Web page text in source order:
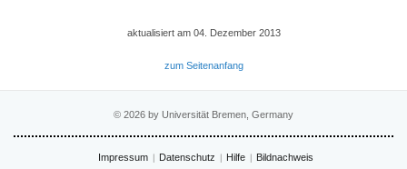
aktualisiert am 04. Dezember 2013
zum Seitenanfang
© 2026 by Universität Bremen, Germany
Impressum Datenschutz Hilfe Bildnachweis